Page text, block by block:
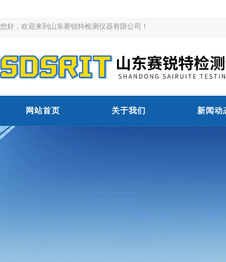
您好，欢迎来到山东赛锐特检测仪器有限公司！
网站首页 关于我们 新闻动